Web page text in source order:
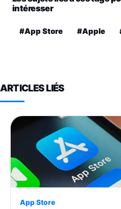
intéresser
#App Store #Apple
ARTICLES LIÉS
App Store